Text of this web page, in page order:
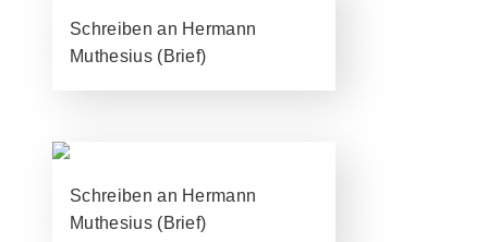
Schreiben an Hermann
Muthesius (Brief)
Schreiben an Hermann
Muthesius (Brief)